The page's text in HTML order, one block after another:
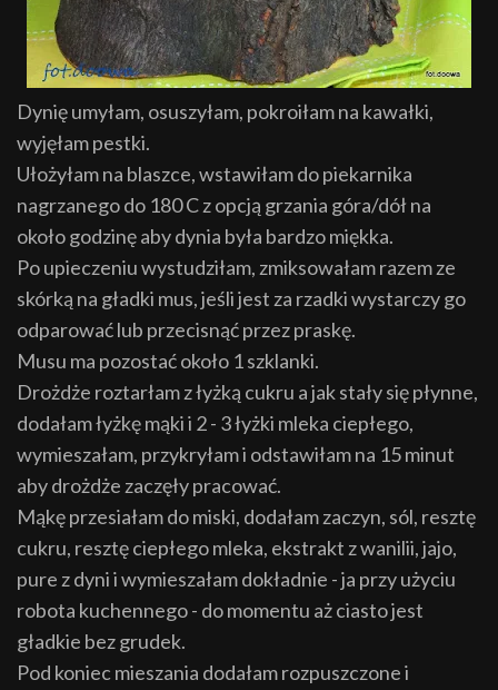
Dynię umyłam, osuszyłam, pokroiłam na kawałki,
wyjęłam pestki.
Ułożyłam na blaszce, wstawiłam do piekarnika
nagrzanego do 180 C z opcją grzania góra/dół na
około godzinę aby dynia była bardzo miękka.
Po upieczeniu wystudziłam, zmiksowałam razem ze
skórką na gładki mus, jeśli jest za rzadki wystarczy go
odparować lub przecisnąć przez praskę.
Musu ma pozostać około 1 szklanki.
Drożdże roztarłam z łyżką cukru a jak stały się płynne,
dodałam łyżkę mąki i 2 - 3 łyżki mleka ciepłego,
wymieszałam, przykryłam i odstawiłam na 15 minut
aby drożdże zaczęły pracować.
Mąkę przesiałam do miski, dodałam zaczyn, sól, resztę
cukru, resztę ciepłego mleka, ekstrakt z wanilii, jajo,
pure z dyni i wymieszałam dokładnie - ja przy użyciu
robota kuchennego - do momentu aż ciasto jest
gładkie bez grudek.
Pod koniec mieszania dodałam rozpuszczone i